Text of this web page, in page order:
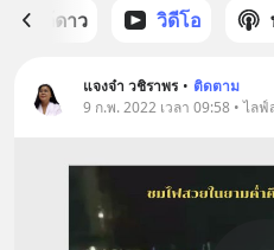
ต์ที่ได้ดาว วิดีโอ
แจงจ๋า วชิราพร • ติดตาม
9 ก.พ. 2022 เวลา 09:58 • ไล